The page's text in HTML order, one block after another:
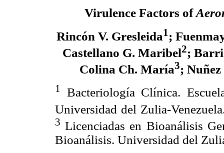
Virulence Factors of
Rincón V. Gresleida1 ;
Castellano G. Maribel2;
Colina Ch. María3; Nuñez
1
Bacteriología Clínica.
Universidad del Zulia-
3 Licenciadas en Bioanálisis
Bioanálisis. Universidad del